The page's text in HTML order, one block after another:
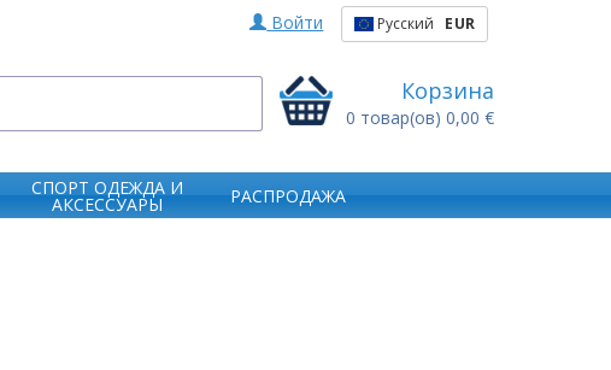
Войти Русский EUR
Корзина
0 товар(ов) 0,00 €
СПОРТ ОДЕЖДА И
АКСЕССУАРЫ
РАСПРОДАЖА